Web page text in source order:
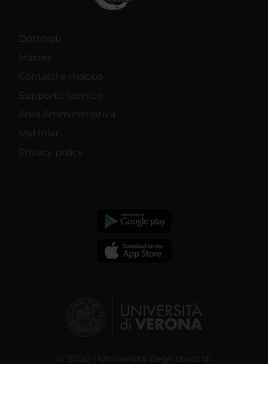
Dottorati
Master
Contatti e mappa
Supporto tecnico
Area Amministrativa
MyUnivr
Privacy policy
© 2026 | Università degli studi di